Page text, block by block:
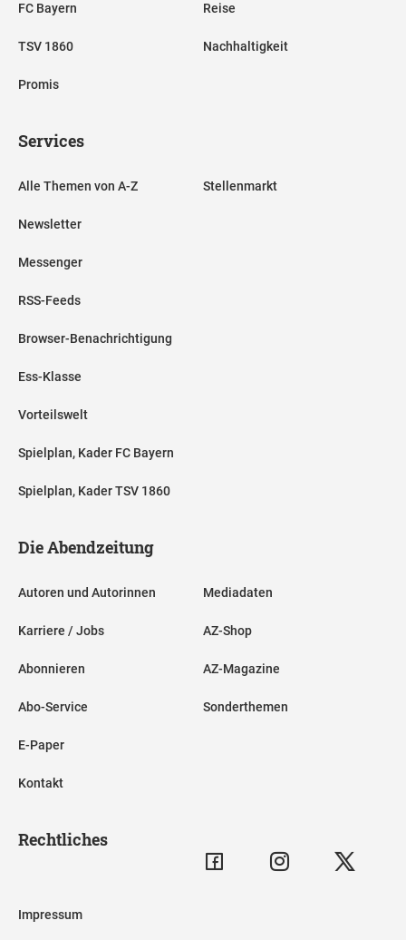
FC Bayern
TSV 1860
Promis
Reise
Nachhaltigkeit
Services
Alle Themen von A-Z
Newsletter
Messenger
RSS-Feeds
Browser-Benachrichtigung
Ess-Klasse
Vorteilswelt
Spielplan, Kader FC Bayern
Spielplan, Kader TSV 1860
Stellenmarkt
Die Abendzeitung
Autoren und Autorinnen
Karriere / Jobs
Abonnieren
Abo-Service
E-Paper
Kontakt
Mediadaten
AZ-Shop
AZ-Magazine
Sonderthemen
Rechtliches
Impressum